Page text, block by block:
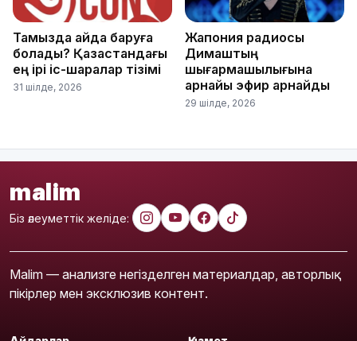
Тамызда қайда баруға
болады? Қазақстандағы
ең ірі іс-шаралар тізімі
31 шілде, 2026
Жапония радиосы
Димаштың
шығармашылығына
арнайы эфир арнайды
29 шілде, 2026
malim
Біз әлеуметтік желіде:
Malim — анализге негізделген материалдар, авторлық
пікірлер мен эксклюзив контент.